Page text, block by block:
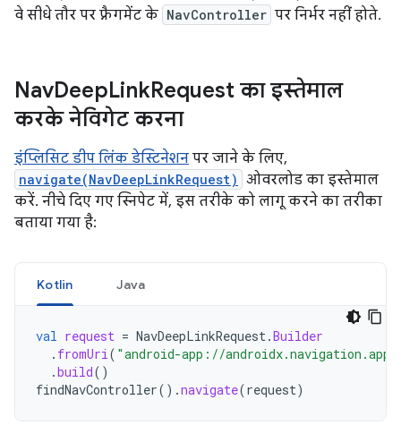
वे सीधे तौर पर फ़्रैगमेंट के NavController पर निर्भर नहीं होते.
NavDeepLinkRequest का इस्तेमाल
करके नेविगेट करना
इंप्लिसिट डीप लिंक डेस्टिनेशन पर जाने के लिए,
navigate(NavDeepLinkRequest) ओवरलोड का इस्तेमाल
करें. नीचे दिए गए स्निपेट में, इस तरीके को लागू करने का तरीका
बताया गया है:
Kotlin Java
val request = NavDeepLinkRequest.Builder
. fromUri( "android-app://
.build()
findNavController().navigate(request)